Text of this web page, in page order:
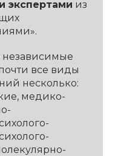
экспертами из
независимые
все виды
несколько:
медико-